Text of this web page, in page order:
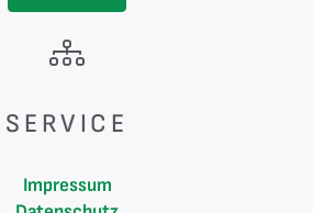
SERVICE
Impressum